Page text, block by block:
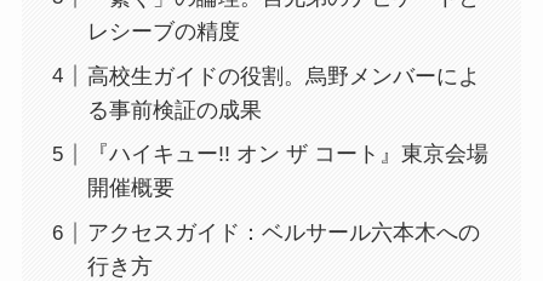
レシーブの精度
高校生ガイドの役割。烏野メンバーによ
る事前検証の成果
『ハイキュー!! オン ザ コート』東京会場
開催概要
アクセスガイド：ベルサール六本木への
行き方